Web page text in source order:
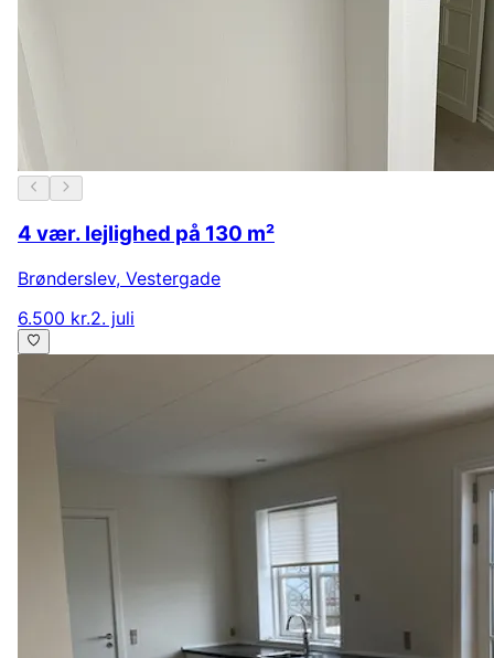
4 vær. lejlighed på 130 m²
Brønderslev, Vestergade
6.500 kr.2. juli